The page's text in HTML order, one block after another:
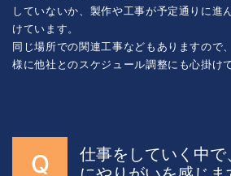
していないか、製作や工事が予定通りに進
けています。
同じ場所での関連工事などもありますので
様に他社とのスケジュール調整にも心掛け
仕事をしていく中